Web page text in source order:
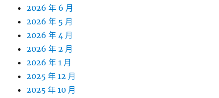
2026 年 6 月
2026 年 5 月
2026 年 4 月
2026 年 2 月
2026 年 1 月
2025 年 12 月
2025 年 10 月